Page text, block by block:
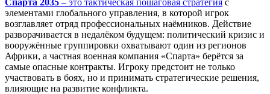
элементами глобального управления, в которой игрок
возглавляет отряд профессиональных наёмников. Действие
разворачивается в недалёком будущем: политический кризис и
вооружённые группировки охватывают один из регионов
Африки, а частная военная компания «Спарта» берётся за
самые опасные контракты. Игроку предстоит не только
участвовать в боях, но и принимать стратегические решения,
влияющие на развитие конфликта.